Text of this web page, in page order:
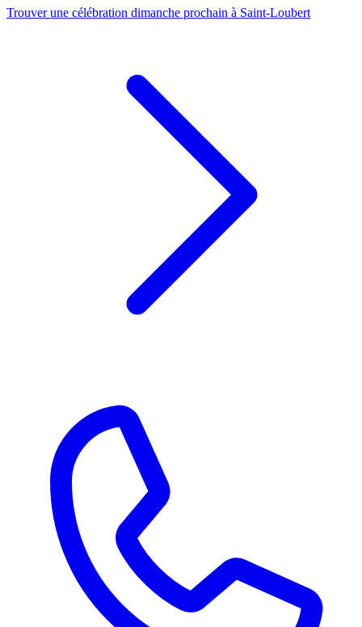
Trouver une célébration dimanche prochain à Saint-Loubert